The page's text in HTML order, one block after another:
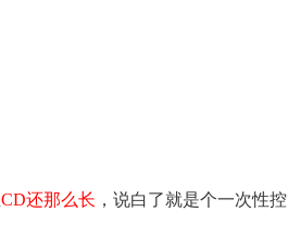
CD还那么长 ，说白了就是个一次性控